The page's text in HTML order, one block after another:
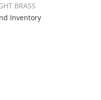
BRASS
Inventory